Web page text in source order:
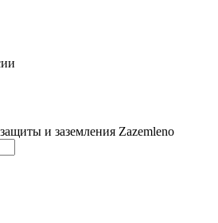
и заземления Zazemleno